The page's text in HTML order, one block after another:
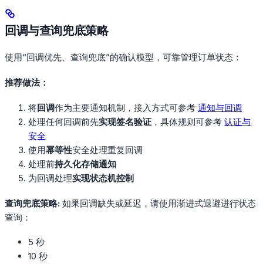
回调与查询兜底策略
使用“回调优先、查询兜底”的确认模型，可靠管理订单状态：
推荐做法：
将回调作为主要通知机制，接入方式可参考 通知与回调
处理任何回调前先实现签名验证 ，具体规则可参考 认证与
安全
使用幂等性安全处理重复回调
处理前持久化存储通知
为回调处理实现状态机控制
查询兜底策略: 如果回调缺失或延迟，请使用渐进式退避进行状态
查询：
5 秒
10 秒